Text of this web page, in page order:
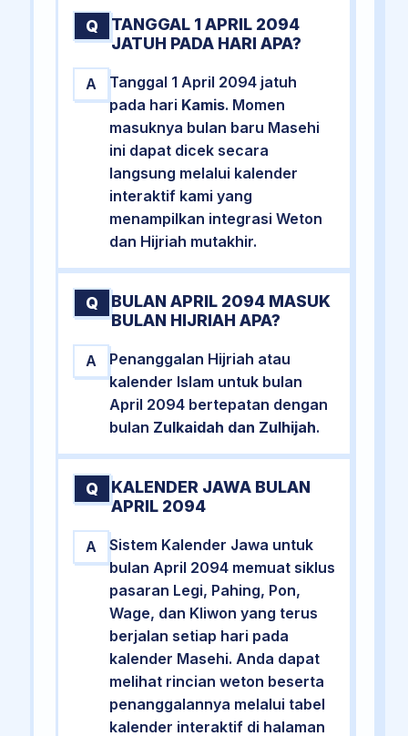
Q
TANGGAL 1 APRIL 2094
JATUH PADA HARI APA?
A
Tanggal 1 April 2094 jatuh
pada hari Kamis. Momen
masuknya bulan baru Masehi
ini dapat dicek secara
langsung melalui kalender
interaktif kami yang
menampilkan integrasi Weton
dan Hijriah mutakhir.
Q
BULAN APRIL 2094 MASUK
BULAN HIJRIAH APA?
A
Penanggalan Hijriah atau
kalender Islam untuk bulan
April 2094 bertepatan dengan
bulan Zulkaidah dan Zulhijah.
Q
KALENDER JAWA BULAN
APRIL 2094
A
Sistem Kalender Jawa untuk
bulan April 2094 memuat siklus
pasaran Legi, Pahing, Pon,
Wage, dan Kliwon yang terus
berjalan setiap hari pada
kalender Masehi. Anda dapat
melihat rincian weton beserta
penanggalannya melalui tabel
kalender interaktif di halaman